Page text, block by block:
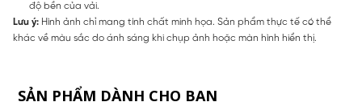
độ bền của vải.
Lưu ý: Hình ảnh chỉ mang tính chất minh họa. Sản phẩm thực tế có thể
khác về màu sắc do ánh sáng khi chụp ảnh hoặc màn hình hiển thị.
SẢN PHẨM DÀNH CHO BẠN